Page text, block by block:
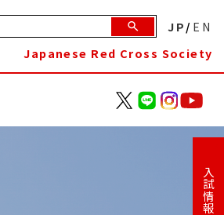
JP/ EN
Japanese Red Cross Society
入試情報